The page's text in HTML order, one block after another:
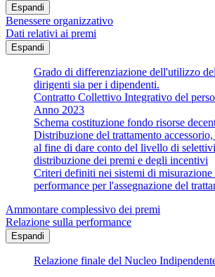
Espandi
Benessere organizzativo
Dati relativi ai premi
Espandi
Grado di differenziazione dell'utilizzo
dirigenti sia per i dipendenti.
Contratto Collettivo Integrativo del
Anno 2023
Schema costituzione fondo risorse
Distribuzione del trattamento
al fine di dare conto del livello di
distribuzione dei premi e degli incentivi
Criteri definiti nei sistemi di misurazione
performance per l'assegnazione del
Ammontare complessivo dei premi
Relazione sulla performance
Espandi
Relazione finale del Nucleo